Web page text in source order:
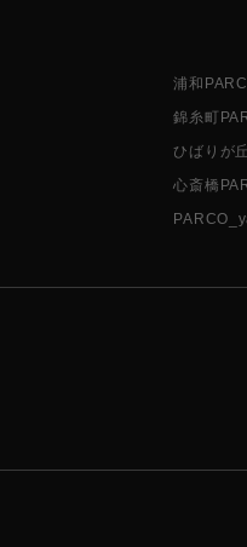
浦和
錦糸町
ひばりが
心斎橋